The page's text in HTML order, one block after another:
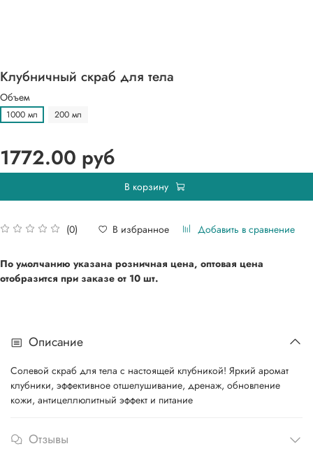
Клубничный скраб для тела
(0) В избранное Добавить в сравнение
Объем
1000 мл 200 мл
1772.00 руб
В корзину
По умолчанию указана розничная цена, оптовая цена
отобразится при заказе от 10 шт.
Описание
Солевой скраб для тела с настоящей клубникой! Яркий аромат
клубники, эффективное отшелушивание, дренаж, обновление
кожи, антицеллюлитный эффект и питание
Отзывы